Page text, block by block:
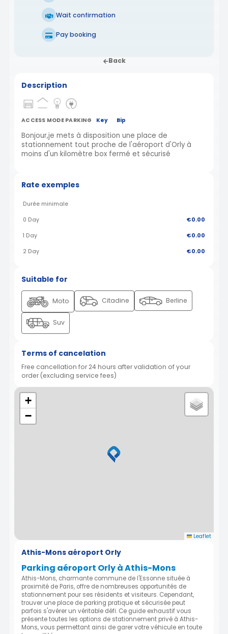
Wait confirmation
Pay booking
Back
Description
ACCESS MODE PARKING Key Bip
Bonjour,je mets à disposition une place de
stationnement tout proche de l'aéroport d'Orly à
moins d'un kilomètre box fermé et sécurisé
Rate exemples
Durée minimale
0 Day €0.00
1 Day €0.00
2 Day €0.00
Suitable for
Moto Citadine Berline
Suv
Terms of cancelation
Free cancellation for 24 hours after validation of your
order (excluding service fees)
+
−
Leaflet
Athis-Mons aéroport Orly
Parking aéroport Orly à Athis-Mons
Athis-Mons, charmante commune de l'Essonne située à
proximité de Paris, offre de nombreuses opportunités de
stationnement pour ses résidents et visiteurs. Cependant,
trouver une place de parking pratique et sécurisée peut
parfois s'avérer un véritable défi. Ce guide exhaustif vous
présente toutes les options de stationnement privé à Athis-
Mons, vous permettant ainsi de garer votre véhicule en toute